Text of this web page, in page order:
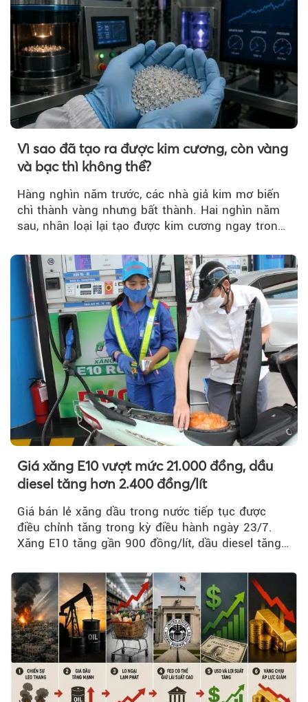
Vì sao đã tạo ra được kim cương, còn vàng
và bạc thì không thể?
Hàng nghìn năm trước, các nhà giả kim mơ biến
chì thành vàng nhưng bất thành. Hai nghìn năm
sau, nhân loại lại tạo được kim cương ngay trong
Giá xăng E10 vượt mức 21.000 đồng, dầu
diesel tăng hơn 2.400 đồng/lít
Giá bán lẻ xăng dầu trong nước tiếp tục được
điều chỉnh tăng trong kỳ điều hành ngày 23/7.
Xăng E10 tăng gần 900 đồng/lít, dầu diesel tăng